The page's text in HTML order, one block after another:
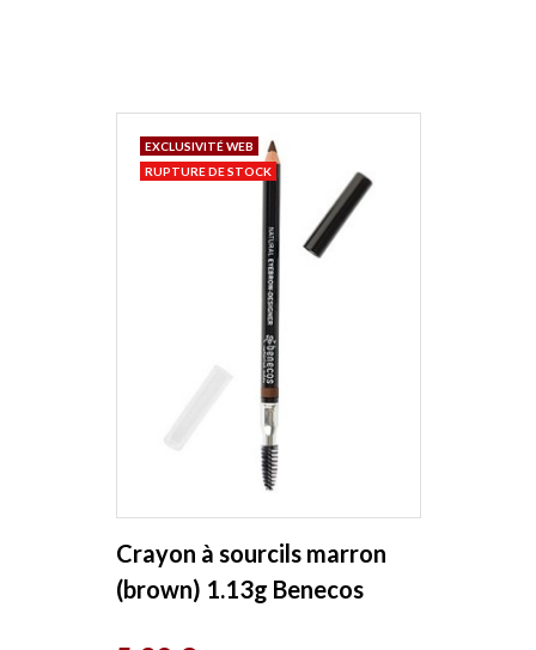
Crayon à sourcils marron
(brown) 1.13g Benecos
EXCLUSIVITÉ WEB
RUPTURE DE STOCK